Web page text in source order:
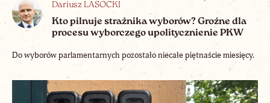
Dariusz LASOCKI
Kto pilnuje strażnika wyborów? Groźne dla
procesu wyborczego upolitycznienie PKW
Do wyborów parlamentarnych pozostało niecałe piętnaście miesięcy.